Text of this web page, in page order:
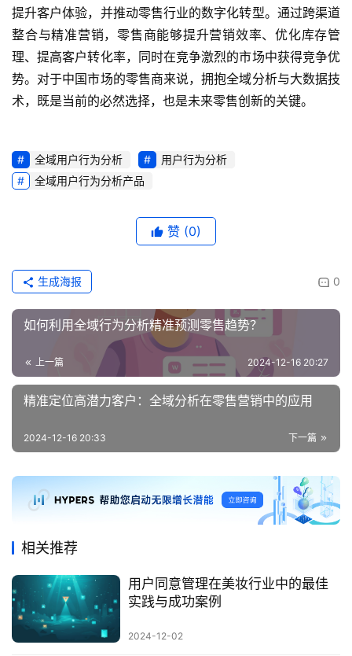
提升客户体验，并推动零售行业的数字化转型。通过跨渠道
整合与精准营销，零售商能够提升营销效率、优化库存管
理、提高客户转化率，同时在竞争激烈的市场中获得竞争优
势。对于中国市场的零售商来说，拥抱全域分析与大数据技
术，既是当前的必然选择，也是未来零售创新的关键。
全域用户行为分析
用户行为分析
全域用户行为分析产品
赞 (0)
0
生成海报
如何利用全域行为分析精准预测零售趋势？
上一篇 2024-12-16 20:27
精准定位高潜力客户：全域分析在零售营销中的应用
下一篇
2024-12-16 20:33
相关推荐
用户同意管理在美妆行业中的最佳
实践与成功案例
2024-12-02